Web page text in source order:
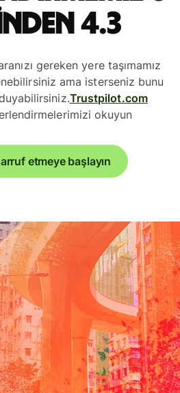
4.3
gereken yere taşımamız
ama isterseniz bunu
Trustpilot.com
okuyun
etmeye başlayın